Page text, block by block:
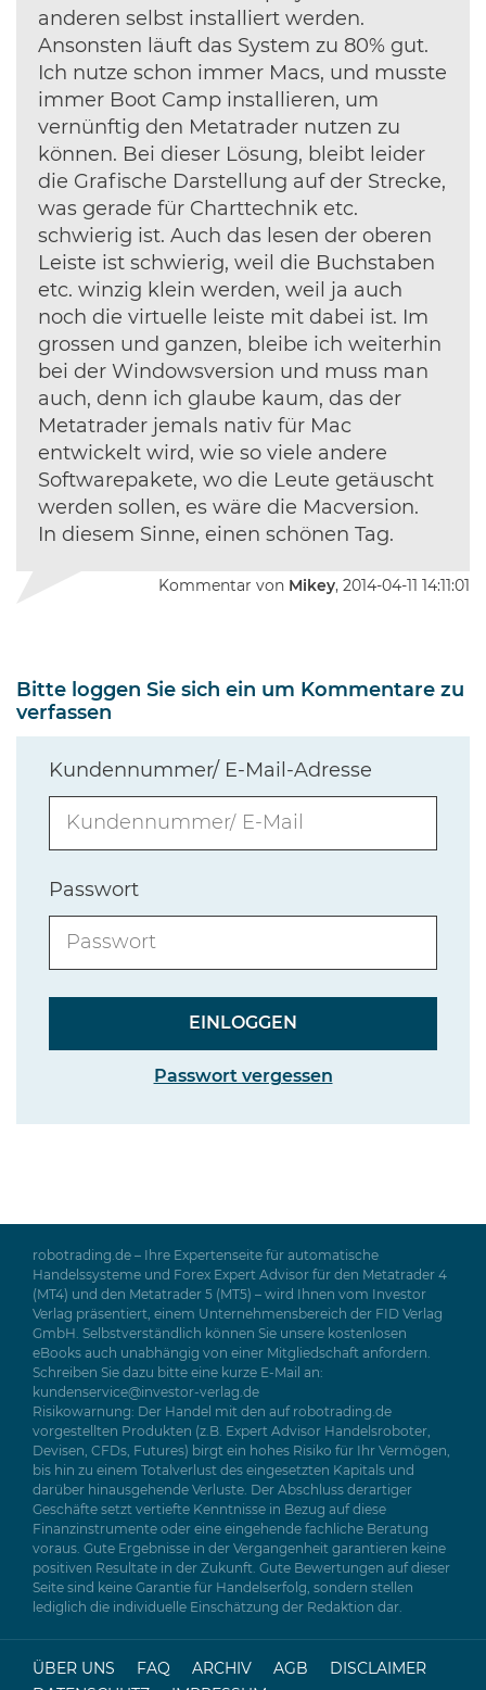
anderen selbst installiert werden.
Ansonsten läuft das System zu 80% gut.
Ich nutze schon immer Macs, und musste
immer Boot Camp installieren, um
vernünftig den Metatrader nutzen zu
können. Bei dieser Lösung, bleibt leider
die Grafische Darstellung auf der Strecke,
was gerade für Charttechnik etc.
schwierig ist. Auch das lesen der oberen
Leiste ist schwierig, weil die Buchstaben
etc. winzig klein werden, weil ja auch
noch die virtuelle leiste mit dabei ist. Im
grossen und ganzen, bleibe ich weiterhin
bei der Windowsversion und muss man
auch, denn ich glaube kaum, das der
Metatrader jemals nativ für Mac
entwickelt wird, wie so viele andere
Softwarepakete, wo die Leute getäuscht
werden sollen, es wäre die Macversion.
In diesem Sinne, einen schönen Tag.
Kommentar von Mikey, 2014-04-11 14:11:01
Bitte loggen Sie sich ein um Kommentare zu
verfassen
Kundennummer/ E-Mail-Adresse
Passwort
Passwort vergessen
robotrading.de – Ihre Expertenseite für automatische
Handelssysteme und Forex Expert Advisor für den Metatrader 4
(MT4) und den Metatrader 5 (MT5) – wird Ihnen vom Investor
Verlag präsentiert, einem Unternehmensbereich der FID Verlag
GmbH. Selbstverständlich können Sie unsere kostenlosen
eBooks auch unabhängig von einer Mitgliedschaft anfordern.
Schreiben Sie dazu bitte eine kurze E-Mail an:
kundenservice@investor-verlag.de
Risikowarnung: Der Handel mit den auf robotrading.de
vorgestellten Produkten (z.B. Expert Advisor Handelsroboter,
Devisen, CFDs, Futures) birgt ein hohes Risiko für Ihr Vermögen,
bis hin zu einem Totalverlust des eingesetzten Kapitals und
darüber hinausgehende Verluste. Der Abschluss derartiger
Geschäfte setzt vertiefte Kenntnisse in Bezug auf diese
Finanzinstrumente oder eine eingehende fachliche Beratung
voraus. Gute Ergebnisse in der Vergangenheit garantieren keine
positiven Resultate in der Zukunft. Gute Bewertungen auf dieser
Seite sind keine Garantie für Handelserfolg, sondern stellen
lediglich die individuelle Einschätzung der Redaktion dar.
ÜBER UNS FAQ ARCHIV AGB
DISCLAIMER